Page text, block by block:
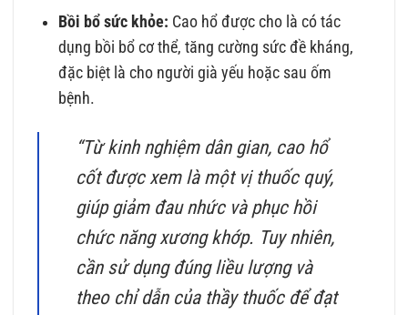
Bồi bổ sức khỏe: Cao hổ được cho là có tác
dụng bồi bổ cơ thể, tăng cường sức đề kháng,
đặc biệt là cho người già yếu hoặc sau ốm
bệnh.
“Từ kinh nghiệm dân gian, cao hổ
cốt được xem là một vị thuốc quý,
giúp giảm đau nhức và phục hồi
chức năng xương khớp. Tuy nhiên,
cần sử dụng đúng liều lượng và
theo chỉ dẫn của thầy thuốc để đạt